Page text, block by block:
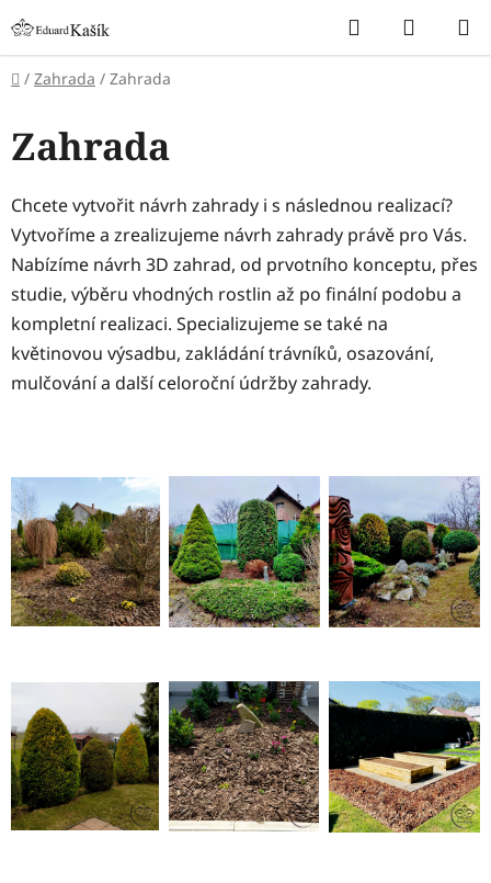
na
obsah
Hledat
KOŠÍK
Domů
/ Zahrada / Zahrada
Zahrada
Chcete vytvořit návrh zahrady i s následnou realizací?
Vytvoříme a zrealizujeme návrh zahrady právě pro Vás.
Nabízíme návrh 3D zahrad, od prvotního konceptu, přes
studie, výběru vhodných rostlin až po finální podobu a
kompletní realizaci. Specializujeme se také na
květinovou výsadbu, zakládání trávníků, osazování,
mulčování a další celoroční údržby zahrady.